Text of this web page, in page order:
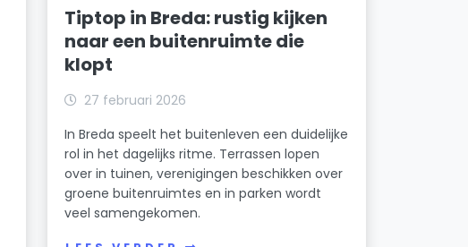
Tiptop in Breda: rustig kijken
naar een buitenruimte die
klopt
27 februari 2026
In Breda speelt het buitenleven een duidelijke
rol in het dagelijks ritme. Terrassen lopen
over in tuinen, verenigingen beschikken over
groene buitenruimtes en in parken wordt
veel samengekomen.